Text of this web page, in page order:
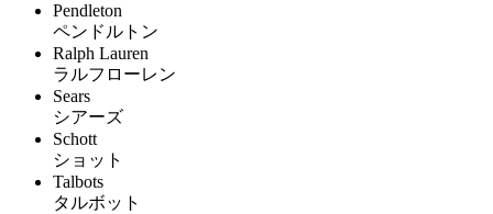
Pendleton
ペンドルトン
Ralph Lauren
ラルフローレン
Sears
シアーズ
Schott
ショット
Talbots
タルボット